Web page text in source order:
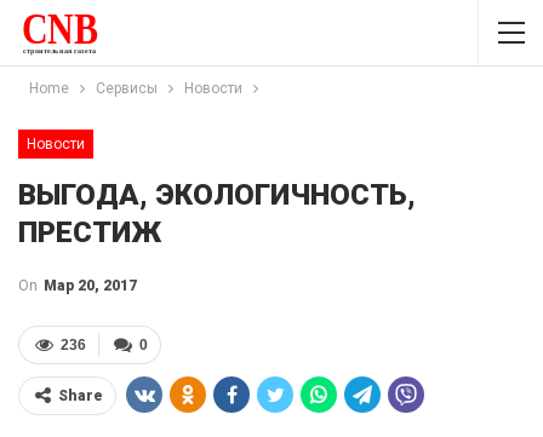
Home Сервисы Новости
Новости
ВЫГОДА, ЭКОЛОГИЧНОСТЬ,
ПРЕСТИЖ
On Мар 20, 2017
0
236
Share